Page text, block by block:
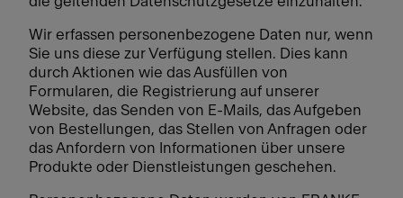
Wir erfassen personenbezogene Daten nur, wenn
Sie uns diese zur Verfügung stellen. Dies kann
durch Aktionen wie das Ausfüllen von
Formularen, die Registrierung auf unserer
Website, das Senden von E-Mails, das Aufgeben
von Bestellungen, das Stellen von Anfragen oder
das Anfordern von Informationen über unsere
Produkte oder Dienstleistungen geschehen.